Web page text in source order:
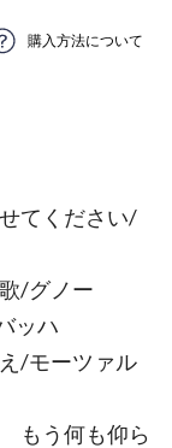
購入方法について
てください/
/グノー
ッハ
/モーツァル
もう何も仰ら